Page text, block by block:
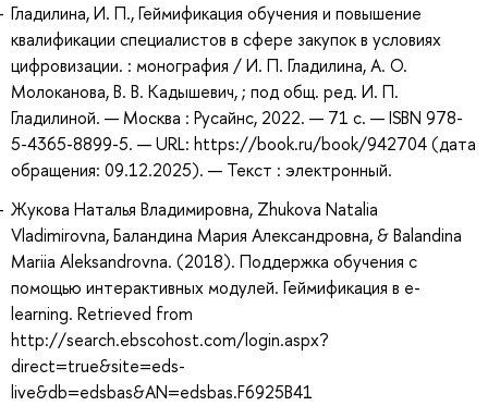
Гладилина, И. П., Геймификация обучения и повышение
квалификации специалистов в сфере закупок в условиях
цифровизации. : монография / И. П. Гладилина, А. О.
Молоканова, В. В. Кадышевич, ; под общ. ред. И. П.
Гладилиной. — Москва : Русайнс, 2022. — 71 с. — ISBN 978-
5-4365-8899-5. — URL: https://book.ru/book/942704 (дата
обращения: 09.12.2025). — Текст : электронный.
Жукова Наталья Владимировна, Zhukova Natalia
Vladimirovna, Баландина Мария Александровна, & Balandina
Mariia Aleksandrovna. (2018). Поддержка обучения с
помощью интерактивных модулей. Геймификация в e-
learning. Retrieved from
http://search.ebscohost.com/login.aspx?
direct=true&site=eds-
live&db=edsbas&AN=edsbas.F6925B41